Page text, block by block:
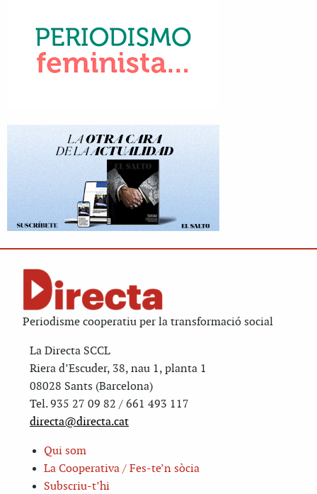
Periodisme cooperatiu per la transformació social
La Directa SCCL
Riera d’Escuder, 38, nau 1, planta 1
08028 Sants (Barcelona)
Tel. 935 27 09 82 / 661 493 117
directa@directa.cat
Qui som
La Cooperativa / Fes-te’n sòcia
Subscriu-t’hi